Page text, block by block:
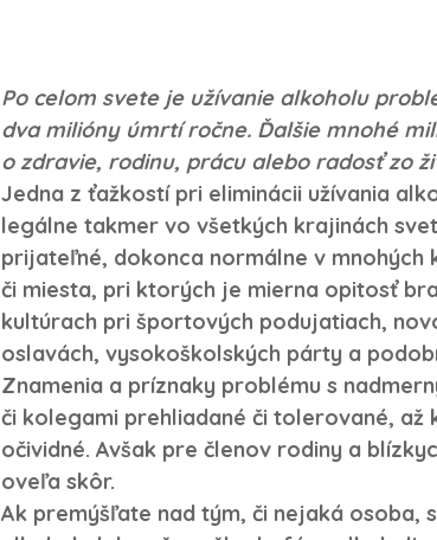
Po celom svete je užívanie alkoholu
dva milióny úmrtí ročne. Ďalšie mnohé
o zdravie, rodinu, prácu alebo radosť zo
Jedna z ťažkostí pri eliminácii užívania
legálne takmer vo všetkých krajinách
prijateľné, dokonca normálne v mnohých
či miesta, pri ktorých je mierna opitosť
kultúrach pri športových podujatiach,
oslavách, vysokoškolských párty a
Znamenia a príznaky problému s
či kolegami prehliadané či tolerované, až
očividné. Avšak pre členov rodiny a
oveľa skôr.
Ak premýšľate nad tým, či nejaká osoba,